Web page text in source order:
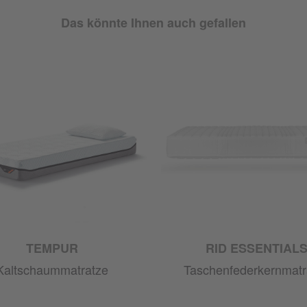
Das könnte Ihnen auch gefallen
TEMPUR
RID ESSENTIALS